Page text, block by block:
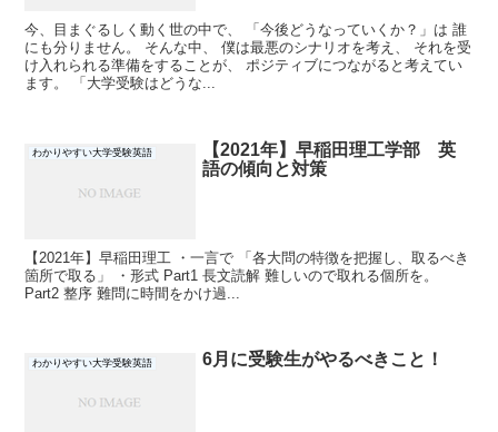
今、目まぐるしく動く世の中で、 「今後どうなっていくか？」は 誰
にも分りません。 そんな中、 僕は最悪のシナリオを考え、 それを受
け入れられる準備をすることが、 ポジティブにつながると考えてい
ます。 「大学受験はどうな...
わかりやすい大学受験英語
【2021年】早稲田理工学部 英
語の傾向と対策
【2021年】早稲田理工 ・一言で 「各大問の特徴を把握し、取るべき
箇所で取る」 ・形式 Part1 長文読解 難しいので取れる個所を。
Part2 整序 難問に時間をかけ過...
わかりやすい大学受験英語 6月に受験生がやるべきこと！